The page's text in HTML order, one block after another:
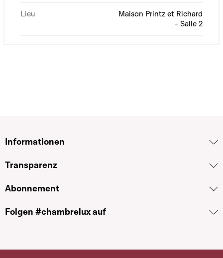
Lieu
Maison Printz et Richard
- Salle 2
Informationen
Transparenz
Abonnement
Folgen #chambrelux auf